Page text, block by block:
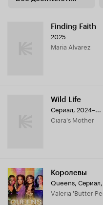
Finding Faith
2025
Maria Alvarez
Wild Life
Сериал, 2024–...
Ciara's Mother
Королевы
Queens,
Valeria 'Butter